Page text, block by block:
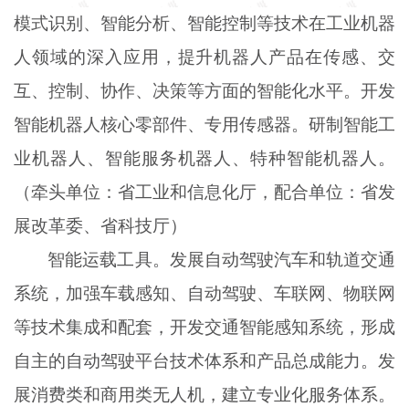
模式识别、智能分析、智能控制等技术在工业机器
人领域的深入应用，提升机器人产品在传感、交
互、控制、协作、决策等方面的智能化水平。开发
智能机器人核心零部件、专用传感器。研制智能工
业机器人、智能服务机器人、特种智能机器人。
（牵头单位：省工业和信息化厅，配合单位：省发
展改革委、省科技厅）
智能运载工具。发展自动驾驶汽车和轨道交通
系统，加强车载感知、自动驾驶、车联网、物联网
等技术集成和配套，开发交通智能感知系统，形成
自主的自动驾驶平台技术体系和产品总成能力。发
展消费类和商用类无人机，建立专业化服务体系。